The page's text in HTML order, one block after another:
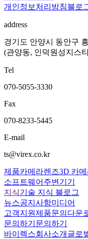
개인정보처리방침블로
address
경기도 안양시 동안구
(관양동, 인덕원성지스
Tel
070-5055-3330
Fax
070-8233-5445
E-mail
ts@virex.co.kr
제품카메라렌즈3D 카
소프트웨어 주변기기
지식기술 지식 블로그
뉴스공지사항미디어
고객지원제품문의 다운
문의하기 문의하기
바이렉스회사소개 글로